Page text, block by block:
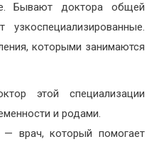
Бывают доктора общей
которыми занимаются
этой специализации
и родами.
— врач, который помогает